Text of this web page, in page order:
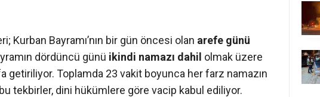
Kurban Bayramı’nın bir gün öncesi olan arefe günü
dördüncü günü ikindi namazı dahil olmak üzere
getiriliyor. Toplamda 23 vakit boyunca her farz namazın
tekbirler, dini hükümlere göre vacip kabul ediliyor.